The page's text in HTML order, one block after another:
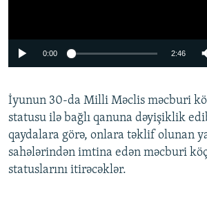
0:00 2:46
İyunun 30-da Milli Məclis məcburi
statusu ilə bağlı qanuna dəyişiklik
qaydalara görə, onlara təklif olunan
sahələrindən imtina edən məcburi
statuslarını itirəcəklər.